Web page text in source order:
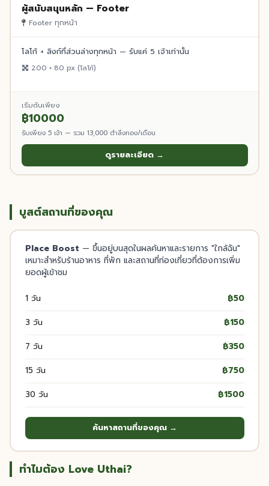
ผู้สนับสนุนหลัก — Footer
Footer ทุกหน้า
โลโก้ + ลิงก์ที่ส่วนล่างทุกหน้า — รับแค่ 5 เจ้าเท่านั้น
200 × 80 px (โลโก้)
เริ่มต้นเพียง
฿10000
รับเพียง 5 เจ้า — รวม 13,000 ตำลึงทอง/เดือน
ดูรายละเอียด →
บูสต์สถานที่ของคุณ
Place Boost — ขึ้นอยู่บนสุดในผลค้นหาและรายการ "ใกล้ฉัน"
เหมาะสำหรับร้านอาหาร ที่พัก และสถานที่ท่องเที่ยวที่ต้องการเพิ่ม
ยอดผู้เข้าชม
1 วัน
฿50
3 วัน
฿150
7 วัน
฿350
15 วัน
฿750
30 วัน
฿1500
ค้นหาสถานที่ของคุณ →
ทำไมต้อง Love Uthai?